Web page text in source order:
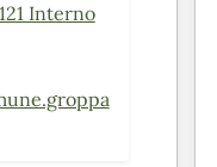
Interno